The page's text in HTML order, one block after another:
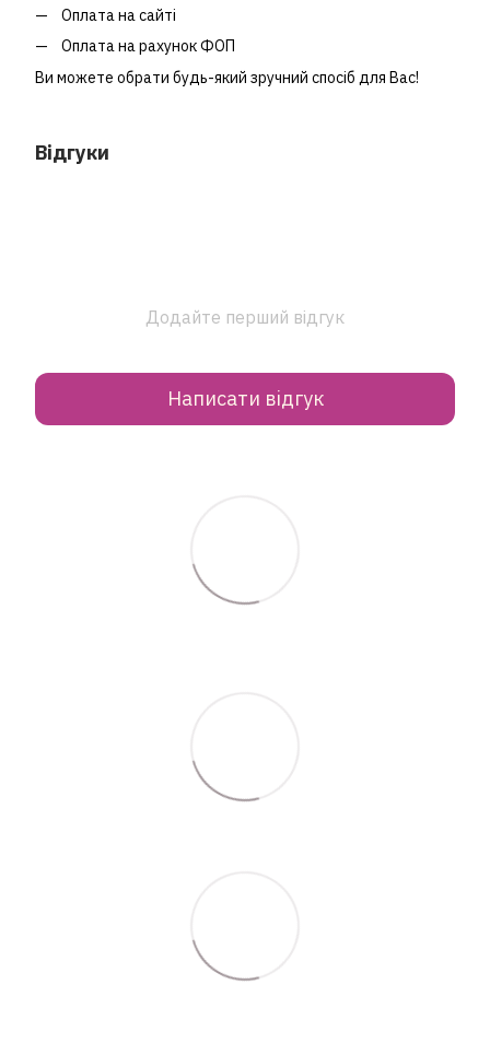
Оплата на сайті
Оплата на рахунок ФОП
Ви можете обрати будь-який зручний спосіб для Вас!
Відгуки
Додайте перший відгук
Написати відгук